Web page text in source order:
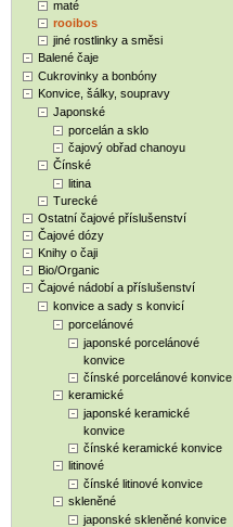
maté
rooibos
jiné rostlinky a směsi
Balené čaje
Cukrovinky a bonbóny
Konvice, šálky, soupravy
Japonské
porcelán a sklo
čajový obřad chanoyu
Čínské
litina
Turecké
Ostatní čajové příslušenství
Čajové dózy
Knihy o čaji
Bio/Organic
Čajové nádobí a příslušenství
konvice a sady s konvicí
porcelánové
japonské porcelánové
konvice
čínské porcelánové konvice
keramické
japonské keramické
konvice
čínské keramické konvice
litinové
čínské litinové konvice
skleněné
japonské skleněné konvice